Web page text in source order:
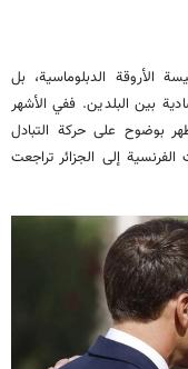
الأروقة الدبلوماسية، بل
بين البلدين. ففي الأشهر
تظهر بوضوح على حركة التبادل
الفرنسية إلى الجزائر تراجعت